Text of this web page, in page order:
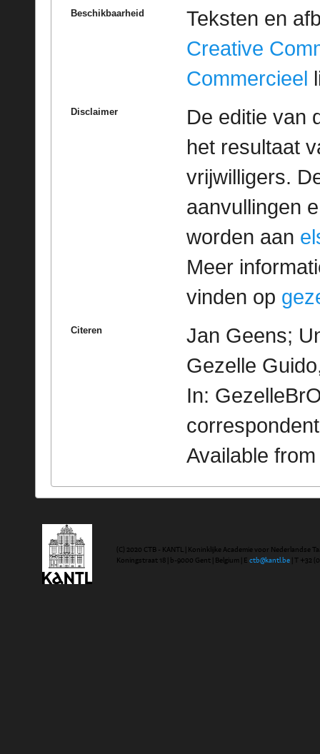
Beschikbaarheid
Teksten en
Creative
Commercieel
Disclaimer
De editie van
het resultaat
vrijwilligers.
aanvullingen
worden aan
Meer
vinden op
Citeren
Jan Geens;
Gezelle
In:
Available
(C) 2020 CTB - KANTL | Koninklijke Academie voor Nederlandse
Koningstraat 18 | b-9000 Gent | Belgium | E ctb@kantl.be | T +32